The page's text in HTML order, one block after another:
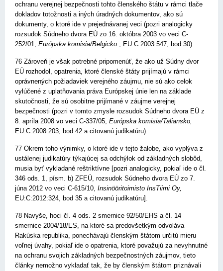
ochranu verejnej bezpečnosti tohto členského štátu v rámci tlače
dokladov totožnosti a iných úradných dokumentov, ako sú
dokumenty, o ktoré ide v prejednávanej veci (pozri analogicky
rozsudok Súdneho dvora EÚ zo 16. októbra 2003 vo veci C-
252/01, Európska komisia/Belgicko , EU:C:2003:547, bod 30).
76 Zároveň je však potrebné pripomenúť, že ako už Súdny dvor
EÚ rozhodol, opatrenia, ktoré členské štáty prijímajú v rámci
oprávnených požiadaviek verejného záujmu, nie sú ako celok
vylúčené z uplatňovania práva Európskej únie len na základe
skutočnosti, že sú osobitne prijímané v záujme verejnej
bezpečnosti (pozri v tomto zmysle rozsudok Súdneho dvora EÚ z
8. apríla 2008 vo veci C-337/05, Európska komisia/Taliansko,
EU:C:2008:203, bod 42 a citovanú judikatúru).
77 Okrem toho výnimky, o ktoré ide v tejto žalobe, ako vyplýva z
ustálenej judikatúry týkajúcej sa odchýlok od základných slobôd,
musia byť vykladané reštriktívne [pozri analogicky, pokiaľ ide o čl.
346 ods. 1, písm. b) ZFEÚ, rozsudok Súdneho dvora EÚ zo 7.
júna 2012 vo veci C-615/10, Insinööritoimisto InsTiimi Oy,
EU:C:2012:324, bod 35 a citovanú judikatúru].
78 Navyše, hoci čl. 4 ods. 2 smernice 92/50/EHS a čl. 14
smernice 2004/18/ES, na ktoré sa predovšetkým odvoláva
Rakúska republika, ponechávajú členským štátom určitú mieru
voľnej úvahy, pokiaľ ide o opatrenia, ktoré považujú za nevyhnutné
na ochranu svojich základných bezpečnostných záujmov, tieto
články nemožno vykladať tak, že by členským štátom priznávali